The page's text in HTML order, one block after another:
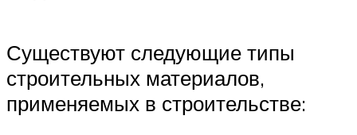
Существуют следующие типы
строительных материалов,
применяемых в строительстве: